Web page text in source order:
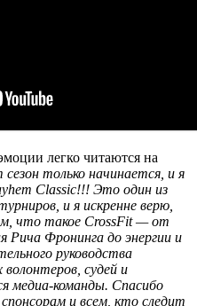
легко читаются на
только начинается, и я
Classic!!! Это один из
и я искренне верю,
что такое CrossFit — от
Рича Фронинга до энергии и
руководства
судей и
медиа-команды. Спасибо
и всем, кто следит